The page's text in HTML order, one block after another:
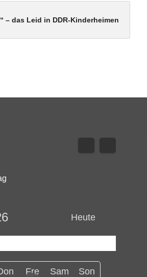
– das Leid in DDR-Kinderheimen
Heute
Fre
Sam
Son